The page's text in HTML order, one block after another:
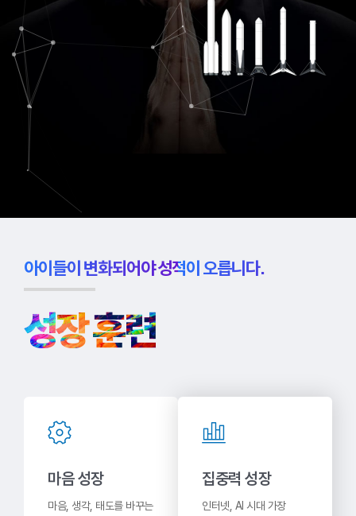
아이들이 변화되어야 성적이 오릅니다.
성장 훈련
마음 성장
마음, 생각, 태도를 바꾸는
집중력 성장
인터넷, AI 시대 가장